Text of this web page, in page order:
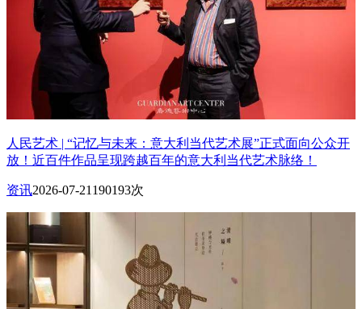
人民艺术 | “记忆与未来：意大利当代艺术展”正式面向公众开
放！近百件作品呈现跨越百年的意大利当代艺术脉络！
资讯2026-07-21 190193次